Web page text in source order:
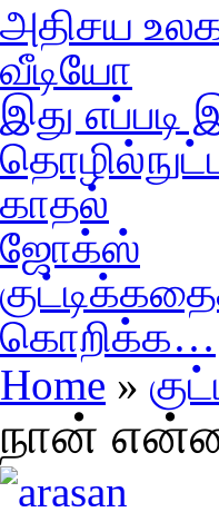
அதிசய
வீடியோ
இது எப்படி
காதல்
ஜோக்ஸ்
கொறிக்க…
Home »
நான்